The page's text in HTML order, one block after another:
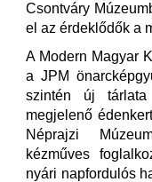
Csontváry
el az érdeklődők a
A Modern Magyar
a JPM
szintén új
megjelenő
Néprajzi
kézműves
nyári napfordulós